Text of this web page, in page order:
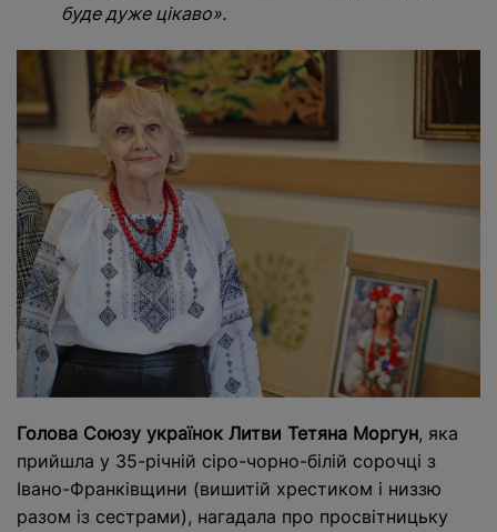
буде дуже цікаво».
Голова Союзу українок Литви Тетяна Моргун, яка
прийшла у 35-річній сіро-чорно-білій сорочці з
Івано-Франківщини (вишитій хрестиком і низзю
разом із сестрами), нагадала про просвітницьку